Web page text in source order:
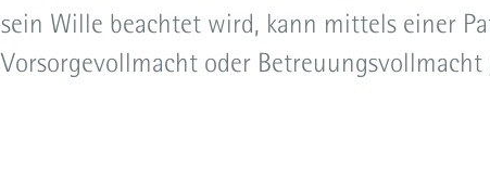
sein Wille beachtet wird, kann mittels einer
Vorsorgevollmacht oder